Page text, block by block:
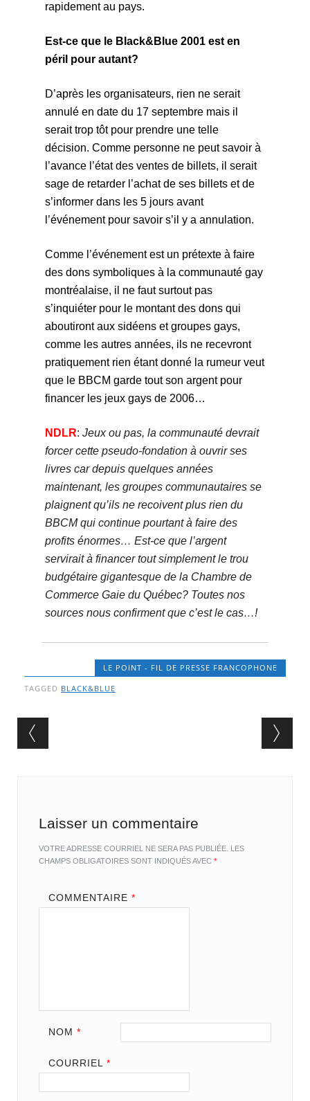
rapidement au pays.
Est-ce que le Black&Blue 2001 est en
péril pour autant?
D’après les organisateurs, rien ne serait
annulé en date du 17 septembre mais il
serait trop tôt pour prendre une telle
décision. Comme personne ne peut savoir à
l’avance l’état des ventes de billets, il serait
sage de retarder l’achat de ses billets et de
s’informer dans les 5 jours avant
l’événement pour savoir s’il y a annulation.
Comme l’événement est un prétexte à faire
des dons symboliques à la communauté gay
montréalaise, il ne faut surtout pas
s’inquiéter pour le montant des dons qui
aboutiront aux sidéens et groupes gays,
comme les autres années, ils ne recevront
pratiquement rien étant donné la rumeur veut
que le BBCM garde tout son argent pour
financer les jeux gays de 2006…
NDLR: Jeux ou pas, la communauté devrait
forcer cette pseudo-fondation à ouvrir ses
livres car depuis quelques années
maintenant, les groupes communautaires se
plaignent qu’ils ne recoivent plus rien du
BBCM qui continue pourtant à faire des
profits énormes… Est-ce que l’argent
servirait à financer tout simplement le trou
budgétaire gigantesque de la Chambre de
Commerce Gaie du Québec? Toutes nos
sources nous confirment que c’est le cas…!
LE POINT - FIL DE PRESSE FRANCOPHONE
TAGGED BLACK&BLUE
Post navigation
Laisser un commentaire
VOTRE ADRESSE COURRIEL NE SERA PAS PUBLIÉE. LES
CHAMPS OBLIGATOIRES SONT INDIQUÉS AVEC*
COMMENTAIRE *
NOM *
COURRIEL *